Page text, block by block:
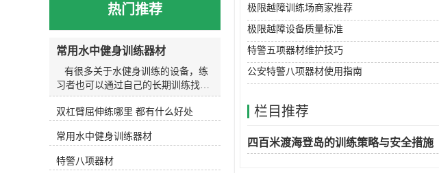
极限越障训练场商家推荐
极限越障设备质量标准
特警五项器材维护技巧
公安特警八项器材使用指南
栏目推荐
四百米渡海登岛的训练策略与安全措施
热门推荐
常用水中健身训练器材
有很多关于水健身训练的设备，练
习者也可以通过自己的长期训练找到
和发明适合自己的水训练设备。今天
主要介绍以下设备，可根据实际水训
滑鞋 游泳池底部很滑，可以穿防滑
鞋，防止动作变形，稳定完成所需动
作。2.水阻手套水阻手套 徒手运动
双杠臂屈伸练哪里 都有什么好处
常用水中健身训练器材
特警八项器材